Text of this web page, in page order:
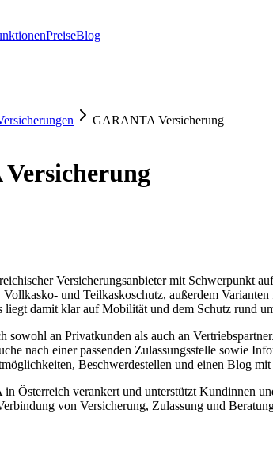
PreiseBlog
GARANTA Versicherung
Versicherungsanbieter mit Schwerpunkt
und Teilkaskoschutz, außerdem
liegt damit klar auf Mobilität und dem Schutz rund
sowohl an Privatkunden als auch an
nach einer passenden Zulassungsstelle sowie
Beschwerdestellen und einen Blog mit
Österreich verankert und unterstützt Kundinnen
von Versicherung, Zulassung und